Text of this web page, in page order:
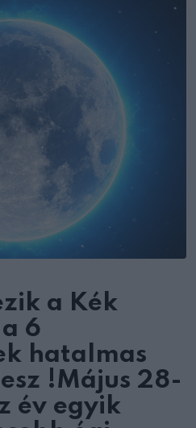
a Kék
6
hatalmas
!Május 28-
év egyik